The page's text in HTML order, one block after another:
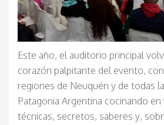
Este año, el auditorio principal
corazón palpitante del evento,
regiones de Neuquén y de todas
Patagonia Argentina cocinando
técnicas, secretos, saberes y,